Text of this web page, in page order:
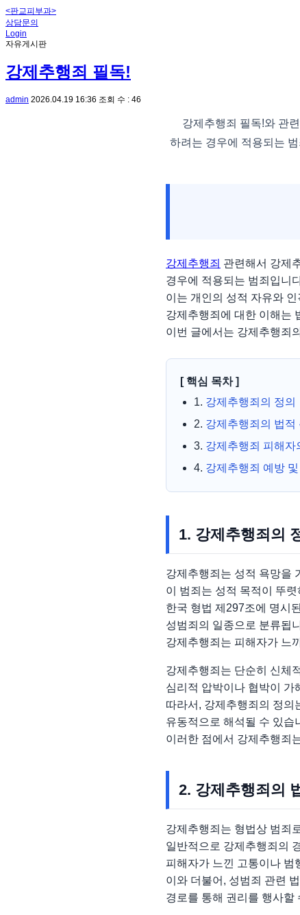
<판교피부과>
상담문의
Login
자유게시판
강제추행죄 필독!
admin 2026.04.19 16:36 조회 수 : 46
강제추행죄 필독!와 관
하려는 경우에 적용되는
강제추행죄 관련해서 강제
경우에 적용되는 범죄입니
이는 개인의 성적 자유와
강제추행죄에 대한 이해는
이번 글에서는 강제추행죄
[ 핵심 목차 ]
1. 강제추행죄의 정의
2. 강제추행죄의 법적
3. 강제추행죄 피해자
4. 강제추행죄 예방
1. 강제추행죄의
강제추행죄는 성적 욕망을
이 범죄는 성적 목적이 뚜
한국 형법 제297조에 명시
성범죄의 일종으로 분류됩
강제추행죄는 피해자가 느
강제추행죄는 단순히 신체
심리적 압박이나 협박이 가
따라서, 강제추행죄의 정의
유동적으로 해석될 수 있습
이러한 점에서 강제추행죄
2. 강제추행죄의
강제추행죄는 형법상 범죄
일반적으로 강제추행죄의
피해자가 느낀 고통이나 범
이와 더불어, 성범죄 관련
경로를 통해 권리를 행사할